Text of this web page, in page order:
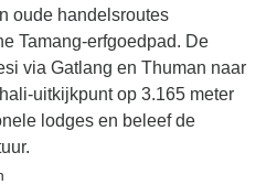
oude handelsroutes
Tamang-erfgoedpad. De
via Gatlang en Thuman naar
uitkijkpunt op 3.165 meter
lodges en beleef de